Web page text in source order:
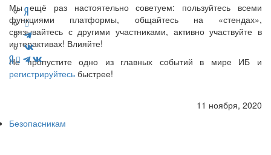
Мы ещё раз настоятельно советуем: пользуйтесь всеми
функциями платформы, общайтесь на «стендах»,
связывайтесь с другими участниками, активно участвуйте в
интерактивах! Влияйте!
Не пропустите одно из главных событий в мире ИБ и
регистрируйтесь быстрее!
11 ноября, 2020
Безопасникам